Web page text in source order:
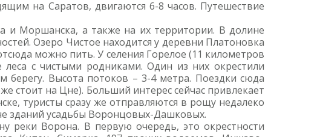
на Саратов, двигаются 6-8 часов. Путешествие
и Моршанска, а также на их территории. В долине
Озеро Чистое находится у деревни Платоновка
можно пить. У селения Горелое (11 километров
с чистыми родниками. Один из них окрестили
берегу. Высота потоков – 3-4 метра. Поездки сюда
стоит на Цне). Больший интерес сейчас привлекает
туристы сразу же отправляются в рощу недалеко
зданий усадьбы Воронцовых-Дашковых.
реки Ворона. В первую очередь, это окрестности